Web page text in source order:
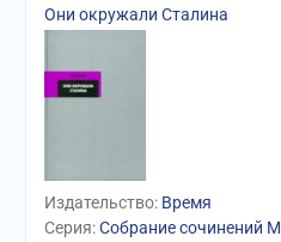
Они окружали Сталина
Издательство: Время
Серия:Собрание сочинений